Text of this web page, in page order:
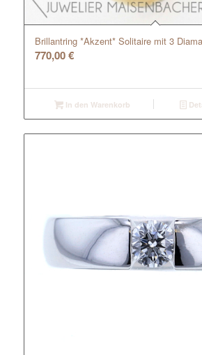
Brillantring *Akzent* Solitaire mit 3
770,00€
In den Warenkorb